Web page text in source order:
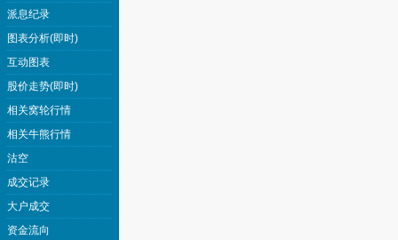
派息纪录
图表分析(即时)
互动图表
股价走势(即时)
相关窝轮行情
相关牛熊行情
沽空
成交记录
大户成交
资金流向